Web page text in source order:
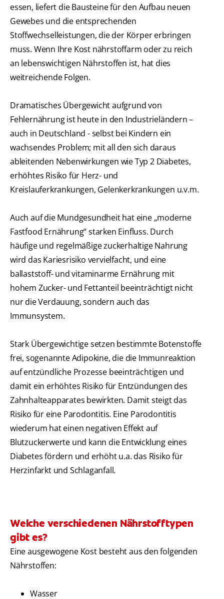
essen, liefert die Bausteine für den Aufbau neuen
Gewebes und die entsprechenden
Stoffwechselleistungen, die der Körper erbringen
muss. Wenn Ihre Kost nährstoffarm oder zu reich
an lebenswichtigen Nährstoffen ist, hat dies
weitreichende Folgen.
Dramatisches Übergewicht aufgrund von
Fehlernährung ist heute in den Industrieländern –
auch in Deutschland - selbst bei Kindern ein
wachsendes Problem; mit all den sich daraus
ableitenden Nebenwirkungen wie Typ 2 Diabetes,
erhöhtes Risiko für Herz- und
Kreislauferkrankungen, Gelenkerkrankungen u.v.m.
Auch auf die Mundgesundheit hat eine „moderne
Fastfood Ernährung“ starken Einfluss. Durch
häufige und regelmäßige zuckerhaltige Nahrung
wird das Kariesrisiko vervielfacht, und eine
ballaststoff- und vitaminarme Ernährung mit
hohem Zucker- und Fettanteil beeinträchtigt nicht
nur die Verdauung, sondern auch das
Immunsystem.
Stark Übergewichtige setzen bestimmte Botenstoffe
frei, sogenannte Adipokine, die die Immunreaktion
auf entzündliche Prozesse beeinträchtigen und
damit ein erhöhtes Risiko für Entzündungen des
Zahnhalteapparates bewirkten. Damit steigt das
Risiko für eine Parodontitis. Eine Parodontitis
wiederum hat einen negativen Effekt auf
Blutzuckerwerte und kann die Entwicklung eines
Diabetes fördern und erhöht u.a. das Risiko für
Herzinfarkt und Schlaganfall.
Welche verschiedenen Nährstofftypen
gibt es?
Eine ausgewogene Kost besteht aus den folgenden
Nährstoffen:
Wasser